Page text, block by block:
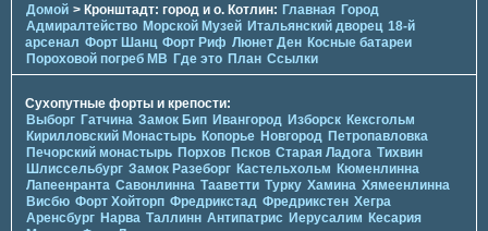
Домой > Кронштадт: город и о. Котлин: Главная Город
Адмиралтейство Морской Музей Итальянский дворец 18-й
арсенал Форт Шанц Форт Риф Люнет Ден Косные батареи
Пороховой погреб МВ Где это План Ссылки
Сухопутные форты и крепости:
Выборг Гатчина Замок Бип Ивангород Изборск Кексгольм
Кирилловский Монастырь Копорье Новгород Петропавловка
Печорcкий монастырь Порхов Псков Старая Ладога Тихвин
Шлиссельбург Замок Разеборг Кастельхольм Кюменлинна
Лапеенранта Савонлинна Тааветти Турку Хамина Хямеенлинна
Висбю Форт Хойторп Фредрикстад Фредрикстен Хегра
Аренсбург Нарва Таллинн Антипатрис Иерусалим Кесария